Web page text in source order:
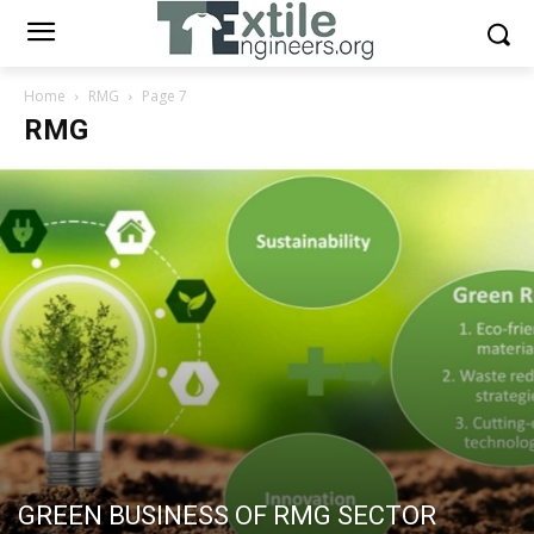
Home RMG Page 7
RMG
GREEN BUSINESS OF RMG SECTOR